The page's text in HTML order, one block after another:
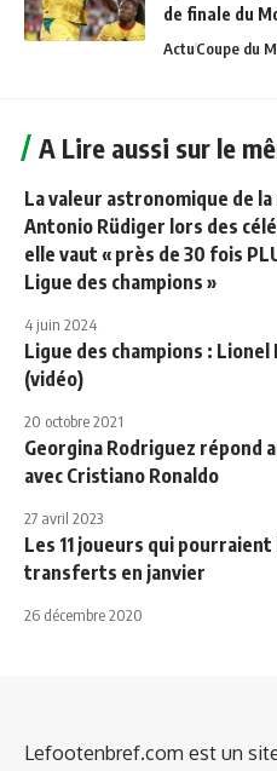
de finale du
ActuCoupe du
A Lire aussi sur le
La valeur astronomique de
Antonio Rüdiger lors des
elle vaut « près de 30 fois
Ligue des champions »
4 juin 2024
Ligue des champions :
(vidéo)
20 octobre 2021
Georgina Rodriguez répond
avec Cristiano Ronaldo
27 avril 2023
Les 11 joueurs qui
transferts en janvier
26 décembre 2020
Lefootenbref.com est un